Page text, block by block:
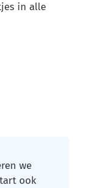
in alle
we
ook